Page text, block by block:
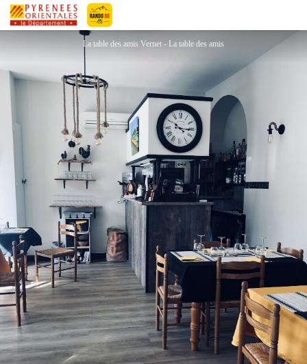
Pyrénées-Orientales Le Département
LA TABLE DES AMIS
La table des amis Vernet - La table des amis